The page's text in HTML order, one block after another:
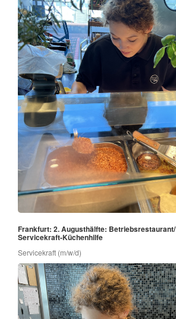
Frankfurt: 2. Augusthälfte: Betriebsrestaurant/
Servicekraft-Küchenhilfe
Servicekraft (m/w/d)